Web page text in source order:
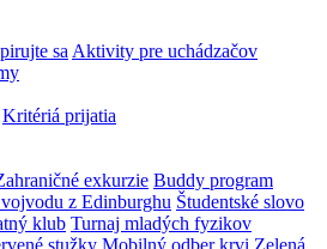
sa Aktivity pre uchádzačov
Kritériá prijatia
exkurzie Buddy program
z Edinburghu Študentské slovo
klub Turnaj mladých fyzikov
stužky Mobilný odber krvi Zelená